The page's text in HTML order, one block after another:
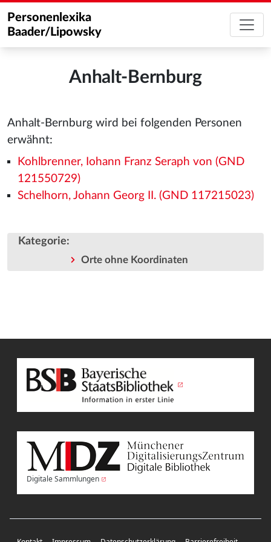
Personenlexika
Baader/Lipowsky
Anhalt-Bernburg
Anhalt-Bernburg wird bei folgenden Personen
erwähnt:
Kohlbrenner, Iohann Franz Seraph von (GND
121550729)
Schelhorn, Johann Georg II. (GND 117215023)
Kategorie:
Orte ohne Koordinaten
Digitale Sammlungen